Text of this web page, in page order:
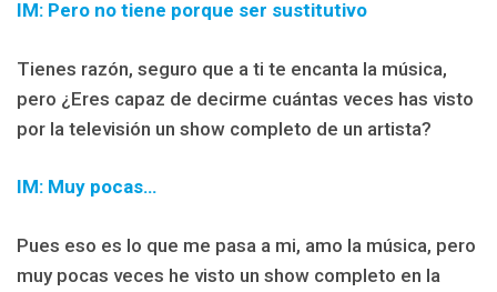
IM: Pero no tiene porque ser sustitutivo
Tienes razón, seguro que a ti te encanta la música,
pero ¿Eres capaz de decirme cuántas veces has visto
por la televisión un show completo de un artista?
IM: Muy pocas…
Pues eso es lo que me pasa a mi, amo la música, pero
muy pocas veces he visto un show completo en la